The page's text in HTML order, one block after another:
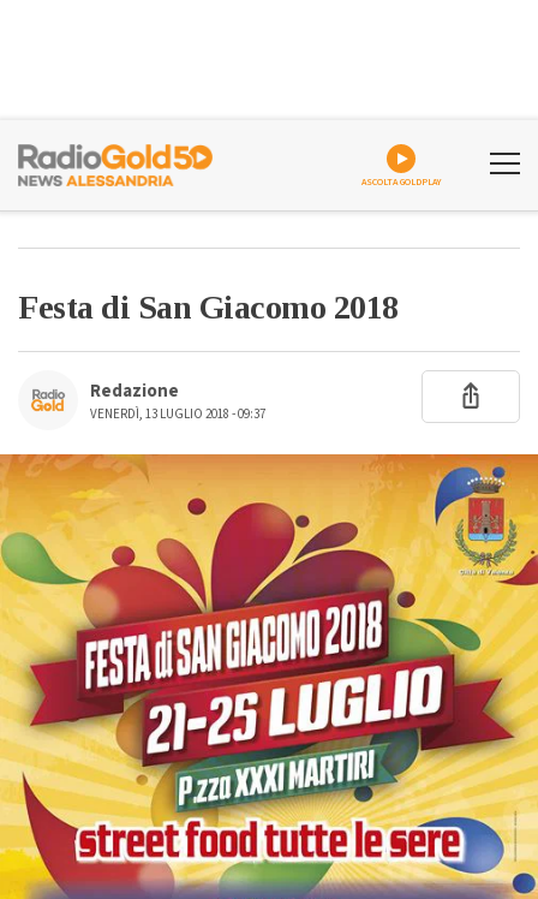
ASCOLTA GOLDPLAY
Festa di San Giacomo 2018
Redazione
VENERDÌ, 13 LUGLIO 2018 - 09:37